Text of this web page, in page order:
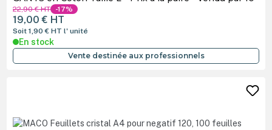
22,90 €HT -17%
19,00 € HT
Soit 1,90 €HTl' unité
En stock
Vente destinée aux professionnels